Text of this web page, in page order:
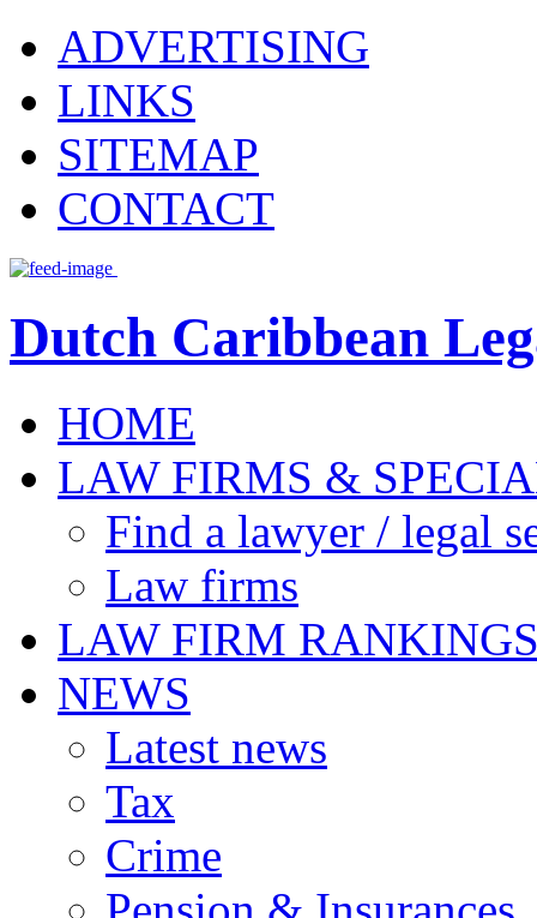
ADVERTISING
LINKS
SITEMAP
CONTACT
Dutch Caribbean
HOME
LAW FIRMS &
Find a lawyer / legal
Law firms
LAW FIRM
NEWS
Latest news
Tax
Crime